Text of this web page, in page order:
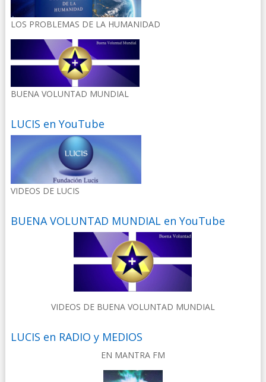
LOS PROBLEMAS DE LA HUMANIDAD
BUENA VOLUNTAD MUNDIAL
LUCIS en YouTube
VIDEOS DE LUCIS
BUENA VOLUNTAD MUNDIAL en YouTube
VIDEOS DE BUENA VOLUNTAD MUNDIAL
LUCIS en RADIO y MEDIOS
EN MANTRA FM